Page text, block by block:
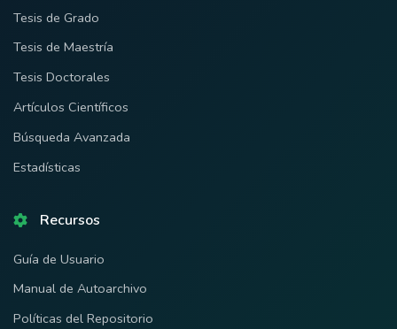
Tesis de Grado
Tesis de Maestría
Tesis Doctorales
Artículos Científicos
Búsqueda Avanzada
Estadísticas
Recursos
Guía de Usuario
Manual de Autoarchivo
Políticas del Repositorio